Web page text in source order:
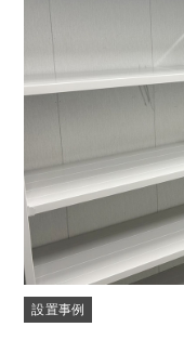
設置事例